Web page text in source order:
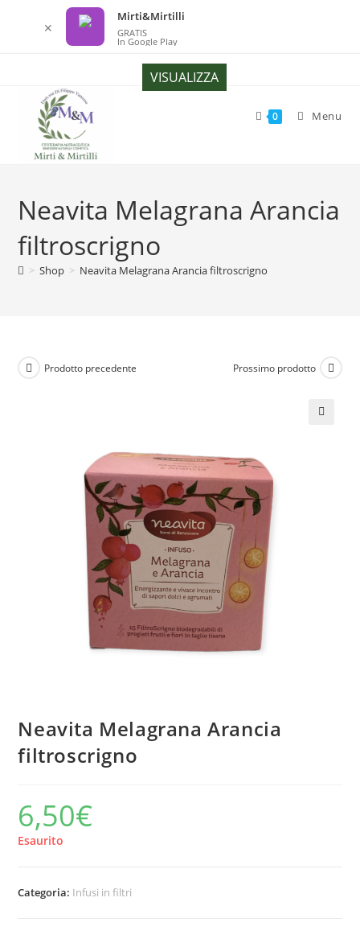
contenuto
0 Menu
Neavita Melagrana Arancia
filtroscrigno
> Shop > Neavita Melagrana Arancia filtroscrigno
Prodotto precedente Prossimo prodotto
Neavita Melagrana Arancia
filtroscrigno
6,50€
Esaurito
Categoria: Infusi in filtri
✕
Mirti&Mirtilli
GRATIS
In Google Play
VISUALIZZA